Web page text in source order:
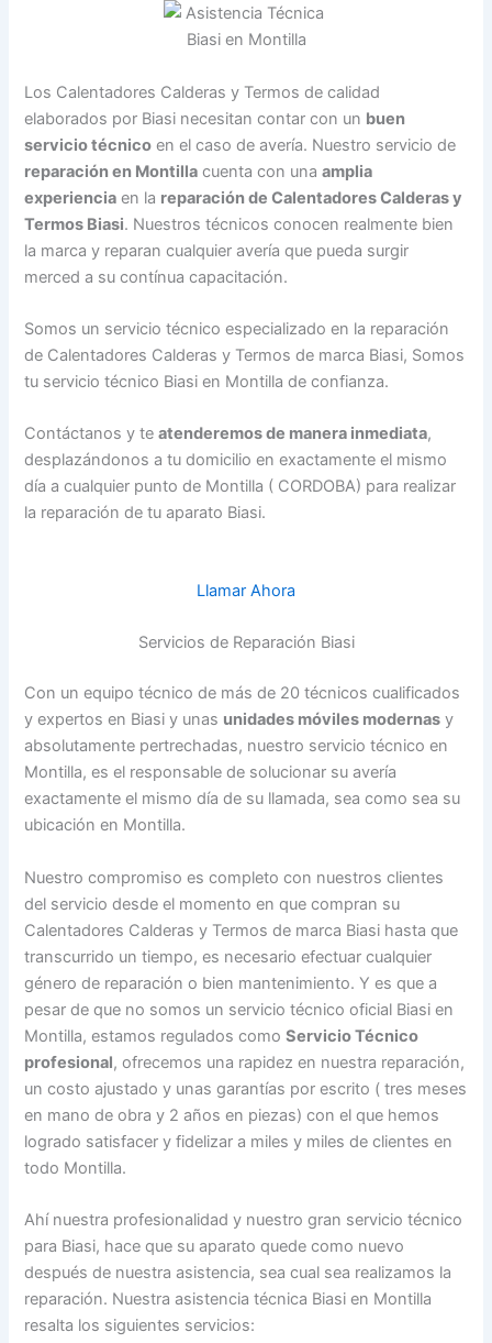
Los Calentadores Calderas y Termos de calidad
elaborados por Biasi necesitan contar con un buen
servicio técnico en el caso de avería. Nuestro servicio de
reparación en Montilla cuenta con unaamplia
experiencia en la reparación de Calentadores Calderas y
Termos Biasi. Nuestros técnicos conocen realmente bien
la marca y reparan cualquier avería que pueda surgir
merced a su contínua capacitación.
Somos un servicio técnico especializado en la reparación
de Calentadores Calderas y Termos de marca Biasi, Somos
tu servicio técnico Biasi en Montilla de confianza.
Contáctanos y teatenderemos de manera inmediata,
desplazándonos a tu domicilio en exactamente el mismo
día a cualquier punto de Montilla ( CORDOBA) para realizar
la reparación de tu aparato Biasi.
Llamar Ahora
Servicios de Reparación Biasi
Con un equipo técnico de más de 20 técnicos cualificados
y expertos en Biasi y unas unidades móviles modernas y
absolutamente pertrechadas, nuestro servicio técnico en
Montilla, es el responsable de solucionar su avería
exactamente el mismo día de su llamada, sea como sea su
ubicación en Montilla.
Nuestro compromiso es completo con nuestros clientes
del servicio desde el momento en que compran su
Calentadores Calderas y Termos de marca Biasi hasta que
transcurrido un tiempo, es necesario efectuar cualquier
género de reparación o bien mantenimiento. Y es que a
pesar de que no somos un servicio técnico oficial Biasi en
Montilla, estamos regulados comoServicio Técnico
profesional, ofrecemos una rapidez en nuestra reparación,
un costo ajustado y unas garantías por escrito ( tres meses
en mano de obra y 2 años en piezas) con el que hemos
logrado satisfacer y fidelizar a miles y miles de clientes en
todo Montilla.
Ahí nuestra profesionalidad y nuestro gran servicio técnico
para Biasi, hace que su aparato quede como nuevo
después de nuestra asistencia, sea cual sea realizamos la
reparación. Nuestra asistencia técnica Biasi en Montilla
resalta los siguientes servicios: